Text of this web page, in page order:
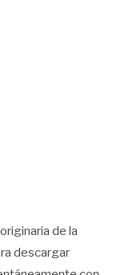
de la
descargar